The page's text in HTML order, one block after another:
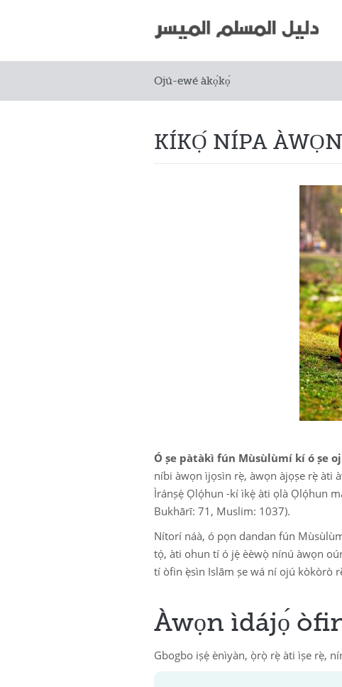
Ojú-ewé àkọ́kọ́
KÍKỌ́ NÍPA
Ó ṣe pàtàkì fún Mùsùlùmí kí ó ṣe
níbi àwọn ìjọsìn rẹ̀, àwọn àjọṣe rẹ̀ àti
Ìránṣẹ́ Ọlọ́hun -kí ìkẹ́ àti ọlà Ọlọ́hun
Bukhārī: 71, Muslim: 1037).
Nítorí náà, ó pọn dandan fún
tọ́, àti ohun tí ó jẹ́ èèwọ̀ nínú àwọn
tí òfin ẹ̀sìn Islām ṣe wá ní ojú kòkòrò
Àwọn ìdájọ́
Gbogbo iṣẹ́ ènìyàn, ọ̀rọ̀ rẹ̀ àti ìṣe rẹ̀,